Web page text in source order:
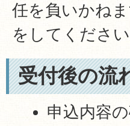
任を負いかね
をしてください
受付後の流
申込内容